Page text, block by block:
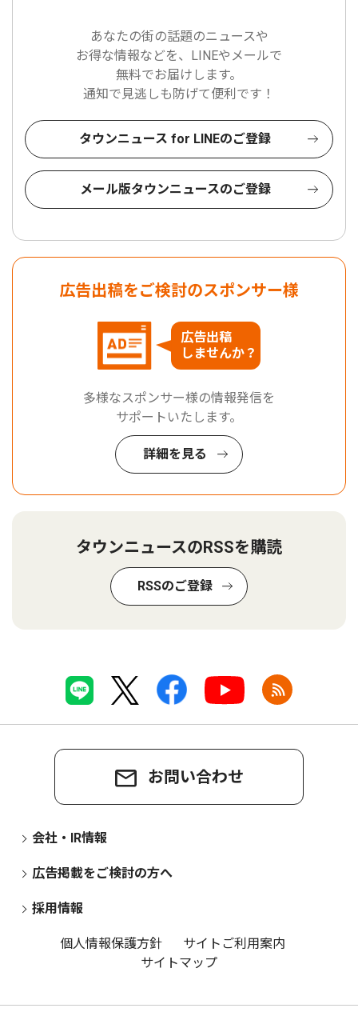
あなたの街の話題のニュースや
お得な情報などを、LINEやメールで
無料でお届けします。
通知で見逃しも防げて便利です！
タウンニュース for LINEのご登録
メール版タウンニュースのご登録
広告出稿をご検討のスポンサー様
広告出稿
しませんか？
多様なスポンサー様の情報発信を
サポートいたします。
詳細を見る
タウンニュースのRSSを購読
RSSのご登録
お問い合わせ
会社・IR情報
広告掲載をご検討の方へ
採用情報
個人情報保護方針
サイトご利用案内
サイトマップ